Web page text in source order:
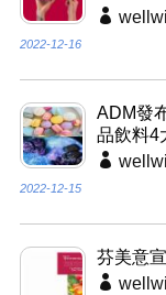
2022-12-16
ADM發
品飲料4
2022-12-15
芬美意